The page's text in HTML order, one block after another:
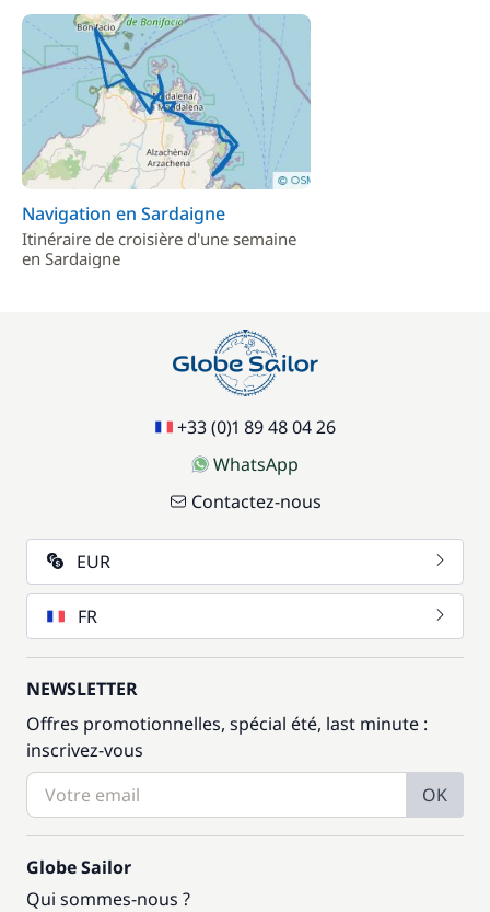
Navigation en Sardaigne
Itinéraire de croisière d'une semaine
en Sardaigne
+33 (0)1 89 48 04 26
WhatsApp
Contactez-nous
EUR
FR
NEWSLETTER
Offres promotionnelles, spécial été, last minute :
inscrivez-vous
OK
Globe Sailor
Qui sommes-nous ?